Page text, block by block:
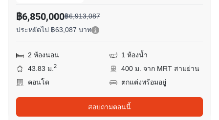
฿6,850,000฿6,913,087
ประหยัดไป ฿63,087 บาท
2 ห้องนอน
1 ห้องน้ำ
43.83 ม.2
400 ม. จาก MRT สามย่าน
คอนโด
ตกแต่งพร้อมอยู่
สอบถามตอนนี้